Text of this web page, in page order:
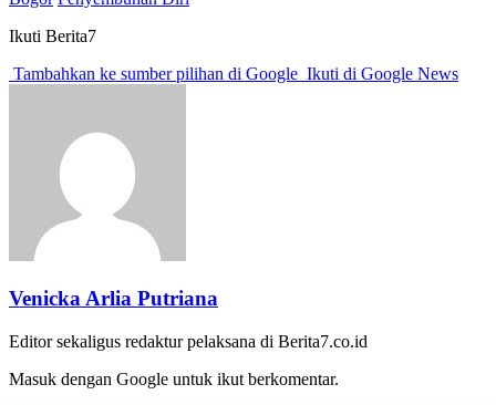
Ikuti Berita7
Tambahkan ke sumber pilihan di Google Ikuti di Google News
Venicka Arlia Putriana
Editor sekaligus redaktur pelaksana di Berita7.co.id
Masuk dengan Google untuk ikut berkomentar.